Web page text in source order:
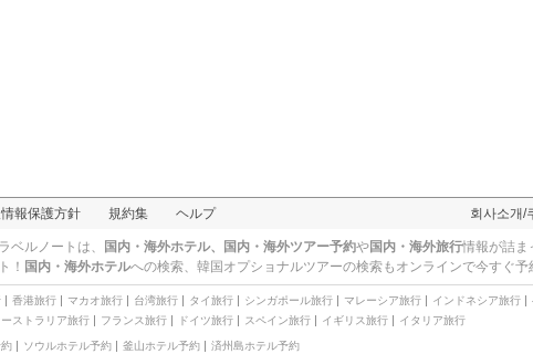
報保護方針 規約集 ヘルプ 회사소개/
ベルノートは、 国内・海外ホテル、国内・海外ツアー予約や国内・海外旅行情報が詰ま
！ 国内・海外ホテルへの検索、 韓国オプショナルツアーの検索もオンラインで今すぐ予
香港旅行 マカオ旅行 台湾旅行 タイ旅行 シンガポール旅行 マレーシア旅行 インドネシア旅行
ーストラリア旅行 フランス旅行 ドイツ旅行 スペイン旅行 イギリス旅行 イタリア旅行
ソウルホテル予約 釜山ホテル予約 済州島ホテル予約